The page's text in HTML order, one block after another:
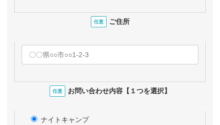
任意 ご住所
任意 お問い合わせ内容【１つを選択】
ナイトキャンプ